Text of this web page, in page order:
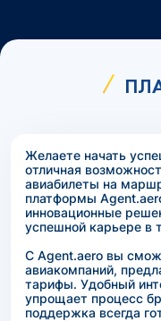
Желаете начать
отличная
авиабилеты на
платформы
инновационные
успешной карьере в
С Agent.aero вы
авиакомпаний,
тарифы. Удобный
упрощает процесс
поддержка всегда